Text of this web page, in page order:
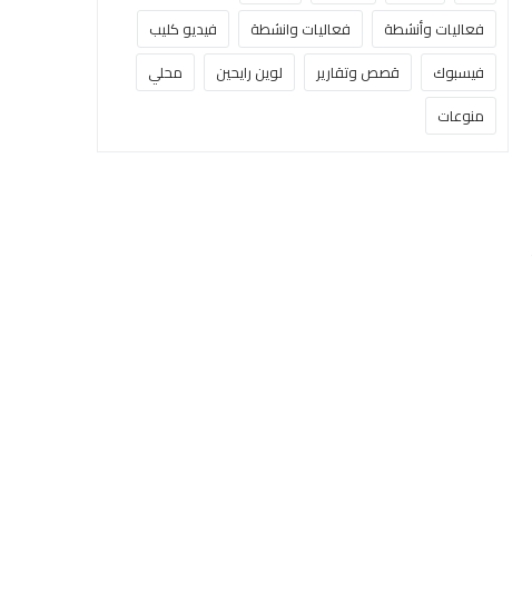
فعاليات وأنشطة
فعاليات وانشطة
فيديو كليب
فيسبوك
قصص وتقارير لوين رايحين
محلي
منوعات